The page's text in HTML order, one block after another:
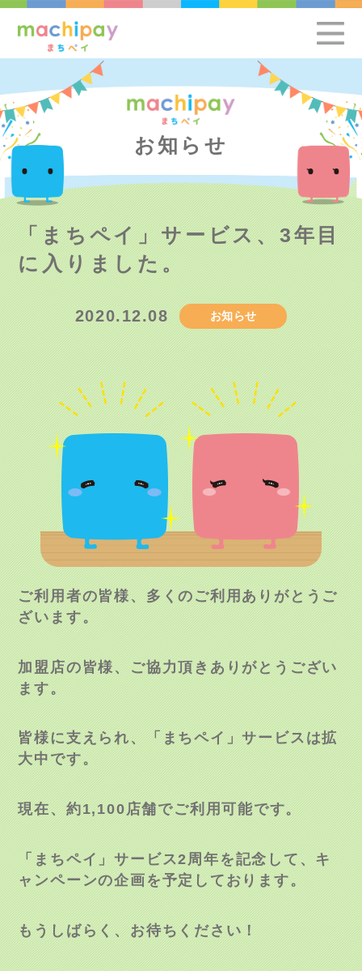
お知らせ
「まちペイ」サービス、3年目
に入りました。
2020.12.08 お知らせ
ご利用者の皆様、多くのご利用ありがとうご
ざいます。
加盟店の皆様、ご協力頂きありがとうござい
ます。
皆様に支えられ、「まちペイ」サービスは拡
大中です。
現在、約1,100店舗でご利用可能です。
「まちペイ」サービス2周年を記念して、キ
ャンペーンの企画を予定しております。
もうしばらく、お待ちください！